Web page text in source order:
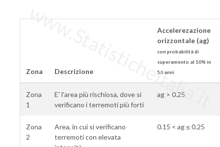
Zona Descrizione
Accelerezazione
orizzontale (ag)
con probabilità di
superamento al 10% in
50 anni
Zona
1
E' l'area più rischiosa, dove si
verificano i terremoti più forti
ag > 0.25
Zona
2
Area, in cui si verificano
terremoti con elevata
0.15 < ag ≤ 0.25
www.StatisticheItalia.it